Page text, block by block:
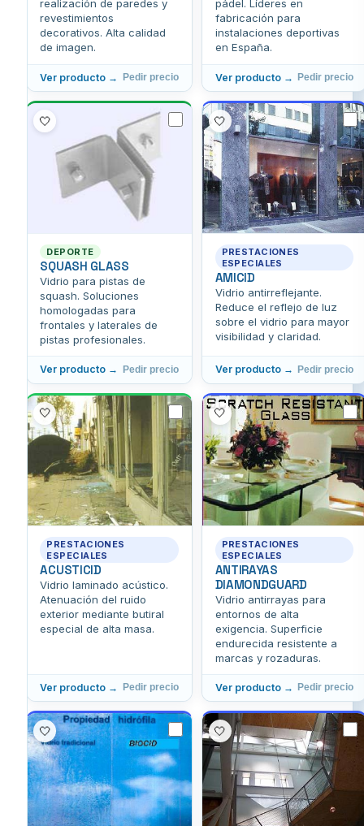
realización de paredes y
revestimientos
decorativos. Alta calidad
de imagen.
Ver producto → Pedir precio
pádel. Líderes en
fabricación para
instalaciones deportivas
en España.
Ver producto → Pedir precio
DEPORTE
SQUASH GLASS
Vidrio para pistas de
squash. Soluciones
homologadas para
frontales y laterales de
pistas profesionales.
Ver producto → Pedir precio
🤍
PRESTACIONES
ESPECIALES
AMICID
Vidrio antirreflejante.
Reduce el reflejo de luz
sobre el vidrio para mayor
visibilidad y claridad.
Ver producto → Pedir precio
🤍
PRESTACIONES
ESPECIALES
ACUSTICID
Vidrio laminado acústico.
Atenuación del ruido
exterior mediante butiral
especial de alta masa.
Ver producto → Pedir precio
🤍
PRESTACIONES
ESPECIALES
ANTIRAYAS
DIAMONDGUARD
Vidrio antirrayas para
entornos de alta
exigencia. Superficie
endurecida resistente a
marcas y rozaduras.
Ver producto → Pedir precio
🤍
🤍 🤍